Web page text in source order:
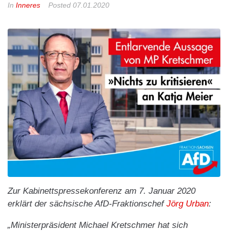
In Inneres Posted 07.01.2020
Zur Kabinettspressekonferenz am 7. Januar 2020
erklärt der sächsische AfD-Fraktionschef Jörg Urban:
„Ministerpräsident Michael Kretschmer hat sich